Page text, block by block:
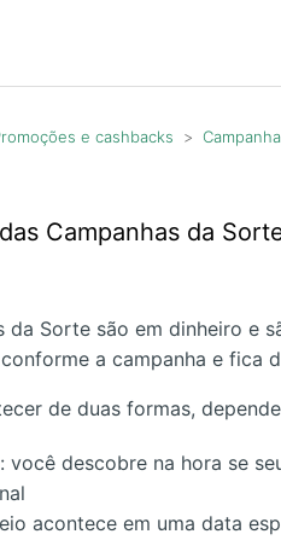
e cashbacks
Campanhas da
da Sorte são em dinheiro e
a campanha e fica
de duas formas,
você descobre na hora se
acontece em uma data